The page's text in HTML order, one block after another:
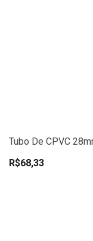
Tubo De CPVC
R$68,33